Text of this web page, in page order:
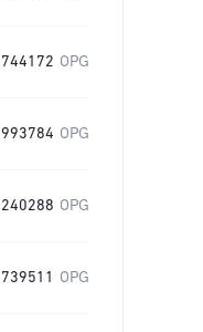
OPG
OPG
OPG
OPG